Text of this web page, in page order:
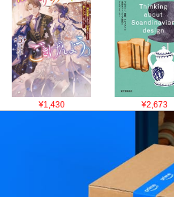
¥1,430 ¥2,673